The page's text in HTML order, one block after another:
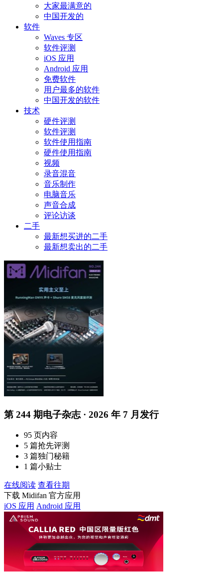
大家最满意的
中国开发的
软件
Waves 专区
软件评测
iOS 应用
Android 应用
免费软件
用户最多的软件
中国开发的软件
技术
硬件评测
软件评测
软件使用指南
硬件使用指南
视频
录音混音
音乐制作
电脑音乐
声音合成
评论访谈
二手
最新想买进的二手
最新想卖出的二手
第 244 期电子杂志 · 2026 年 7 月发行
95 页内容
5 篇抢先评测
3 篇独门秘籍
1 篇小贴士
在线阅读 查看往期
下载 Midifan 官方应用
iOS 应用 Android 应用